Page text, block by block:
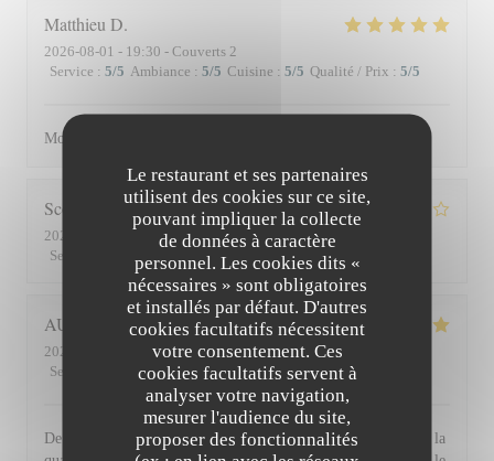
Le restaurant et ses partenaires
utilisent des cookies sur ce site,
pouvant impliquer la collecte
de données à caractère
personnel. Les cookies dits «
nécessaires » sont obligatoires
et installés par défaut. D'autres
cookies facultatifs nécessitent
votre consentement. Ces
cookies facultatifs servent à
analyser votre navigation,
mesurer l'audience du site,
proposer des fonctionnalités
Matthieu D
2026-08-01 - 19:30 - Couverts 2
Service : 5/5 Ambiance : 5/5 Cuisine : 5/5 Qualité / Prix : 5/5
Moment superbe, du service à l’assiette !
Scott
2026-07-30
- 19:45 - Couverts 3
Service
3 /5 /5 Qualité / Prix
AUDE
2026-07-30
- 19:30 - Couverts 2
Service
Ambiance: 5/5 Cuisine: 5/5 Qualité / Prix
De l'accueil souriant et chaleureux comme à la maison jusqu'à la